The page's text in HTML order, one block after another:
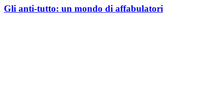
Gli anti-tutto: un mondo di affabulatori